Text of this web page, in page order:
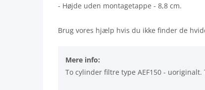
- Højde uden montagetappe - 8,8 cm.
Brug vores hjælp hvis du ikke finder de
Mere info:
To cylinder filtre type AEF150 -